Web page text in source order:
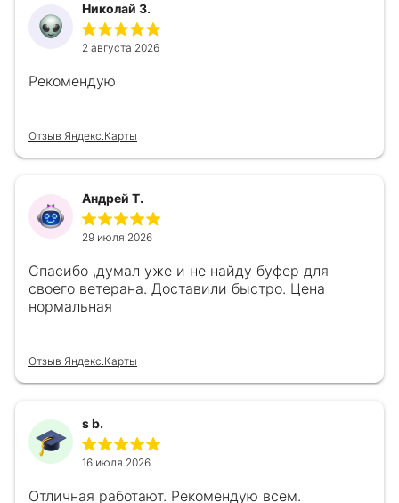
Николай З.
2 августа 2026
Рекомендую
Отзыв Яндекс.Карты
Андрей Т.
29 июля 2026
Спасибо ,думал уже и не найду буфер для
своего ветерана. Доставили быстро. Цена
нормальная
Отзыв Яндекс.Карты
s b.
16 июля 2026
Отличная работают. Рекомендую всем.